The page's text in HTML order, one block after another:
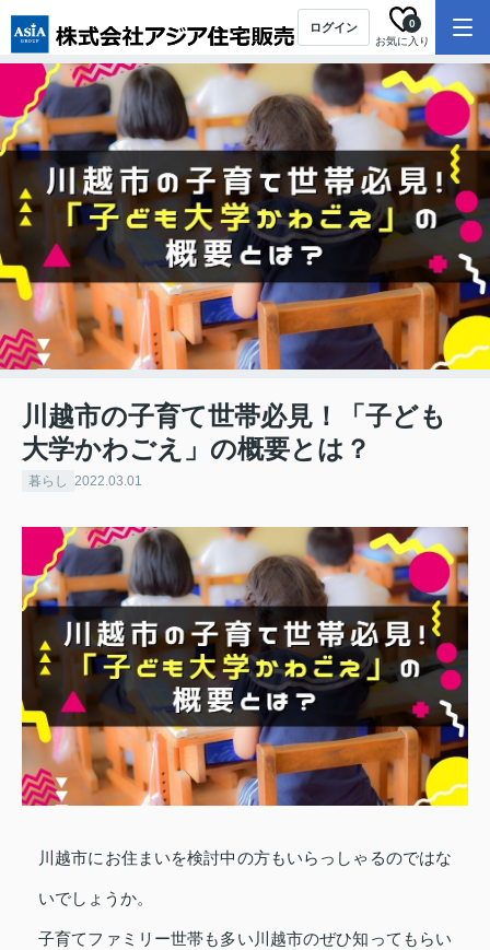
ログイン
お気に入り
0
川越市の子育て世帯必見！「子ども
大学かわごえ」の概要とは？
暮らし 2022.03.01
川越市にお住まいを検討中の方もいらっしゃるのではな
いでしょうか。
子育てファミリー世帯も多い川越市のぜひ知ってもらい